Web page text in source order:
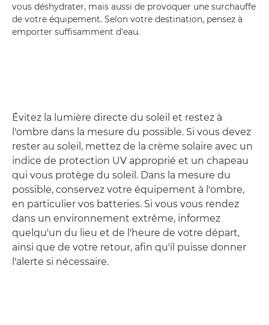
vous déshydrater, mais aussi de provoquer une surchauffe
de votre équipement. Selon votre destination, pensez à
emporter suffisamment d'eau.
Évitez la lumière directe du soleil et restez à
l'ombre dans la mesure du possible. Si vous devez
rester au soleil, mettez de la crème solaire avec un
indice de protection UV approprié et un chapeau
qui vous protège du soleil. Dans la mesure du
possible, conservez votre équipement à l'ombre,
en particulier vos batteries. Si vous vous rendez
dans un environnement extrême, informez
quelqu'un du lieu et de l'heure de votre départ,
ainsi que de votre retour, afin qu'il puisse donner
l'alerte si nécessaire.